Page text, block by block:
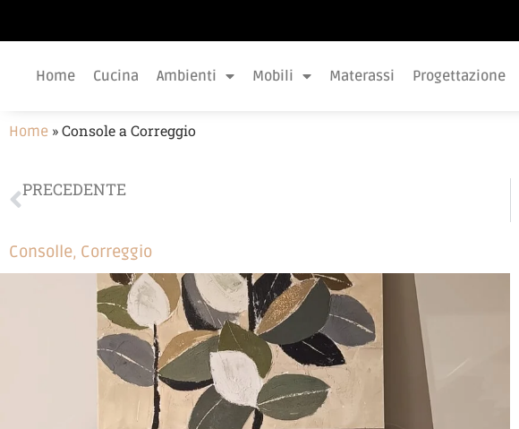
Home Cucina Ambienti Mobili Materassi Progettazione
Home »Console a Correggio
PRECEDENTE
Consolle, Correggio